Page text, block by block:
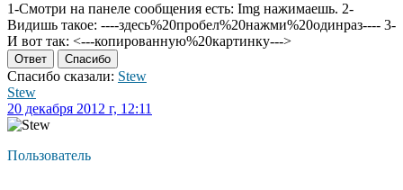
1-Смотри на панеле сообщения есть: Img нажимаешь. 2-
Видишь такое: ----здесь%20пробел%20нажми%20одинраз---- 3-
И вот так: <---копированную%20картинку--->
Ответ Спасибо
Спасибо сказали: Stew
Stew
20 декабря 2012 г, 12:11
Пользователь